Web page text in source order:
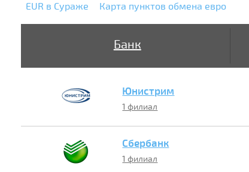
EUR в Сураже Карта пунктов обмена евро
Банк
Юнистрим
1 филиал
Сбербанк
1 филиал